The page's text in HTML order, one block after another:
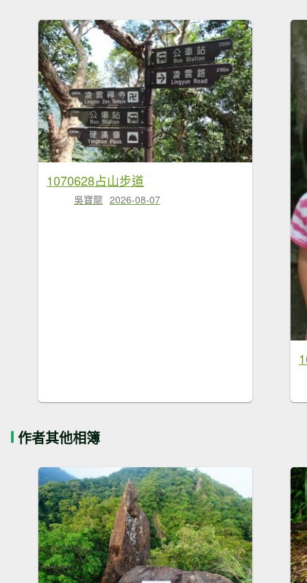
1070628占山步道
吳寶龍 2026-08-07
作者其他相簿